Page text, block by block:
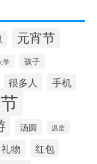
元宵节
学 孩子
很多人 手机
汤圆 温度
礼物 红包